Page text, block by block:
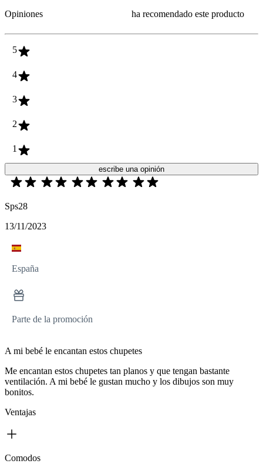
Opiniones
ha recomendado este producto
5
4
3
2
1
escribe una opinión
Sps28
13/11/2023
España
Parte de la promoción
A mi bebé le encantan estos chupetes
Me encantan estos chupetes tan planos y que tengan bastante
ventilación. A mi bebé le gustan mucho y los dibujos son muy
bonitos.
Ventajas
Comodos